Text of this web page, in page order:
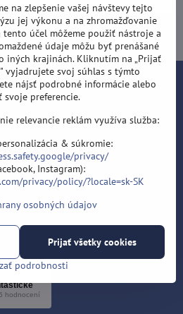
noviniek e-mailom
sipky.obchod/
na zlepšenie vašej návštevy tejto
jej výkonu a na zhromažďovanie
účel môžeme použiť nástroje a
údaje môžu byť prenášané
iných krajinách. Kliknutím na „Prijať
vyjadrujete svoj súhlas s týmto
nájsť podrobné informácie alebo
svoje preferencie.
relevancie reklám využíva služba:
& súkromie:
privacy/
Instagram):
privacy/policy/?locale=sk-SK
osobných údajov
podrobnosti
Prijať všetky cookies